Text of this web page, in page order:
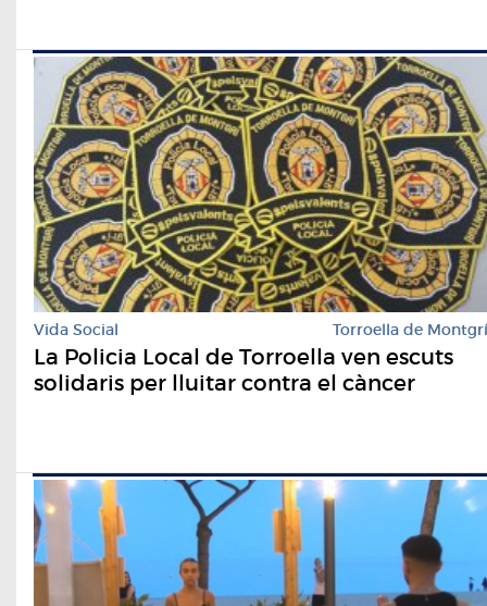
Vida Social Torroella de Montgrí
La Policia Local de Torroella ven escuts
solidaris per lluitar contra el càncer